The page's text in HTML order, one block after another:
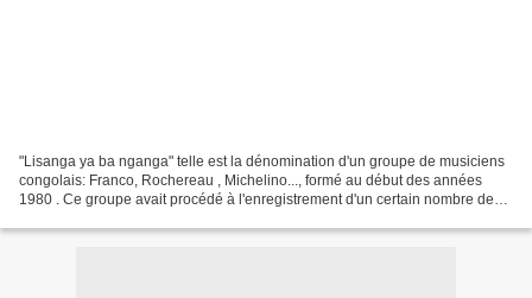
"Lisanga ya ba nganga" telle est la dénomination d'un groupe de musiciens
congolais: Franco, Rochereau , Michelino..., formé au début des années
1980 . Ce groupe avait procédé à l'enregistrement d'un certain nombre de